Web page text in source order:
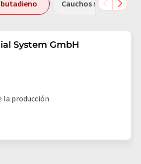
Cauchos sintéticos
System GmbH
la producción